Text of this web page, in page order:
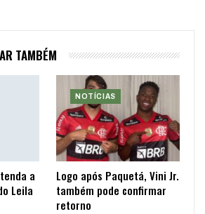
TAMBÉM
a
Leila
NOTÍCIAS
Logo após Paquetá, Vini Jr.
também pode confirmar
retorno